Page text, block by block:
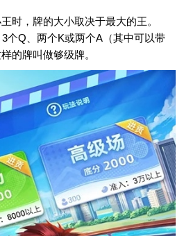
时，牌的大小取决于最大的王。
个Q、两个K或两个A（其中可以带
的牌叫做够级牌。